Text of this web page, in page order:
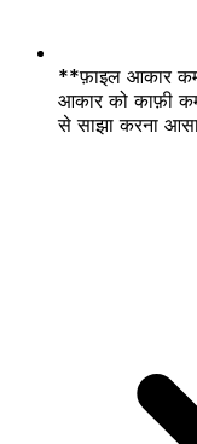
**फ़ाइल आकार
आकार को काफ़ी
से साझा करना